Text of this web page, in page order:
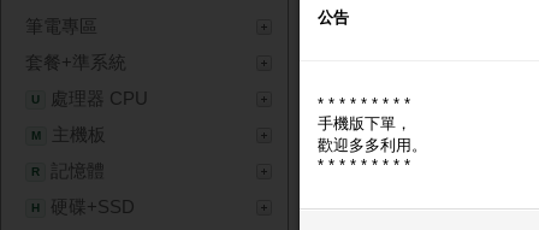
筆電專區
套餐+準系統
U 處理器 CPU
M 主機板
R 記憶體
H 硬碟+SSD
🔑 登入現省 $400
公告
* * * * * * * * *
手機版下單，
歡迎多多利用。
* * * * * * * * *